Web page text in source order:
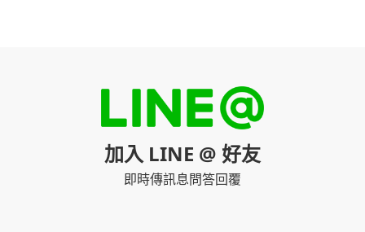
加入 LINE @ 好友
即時傳訊息問答回覆